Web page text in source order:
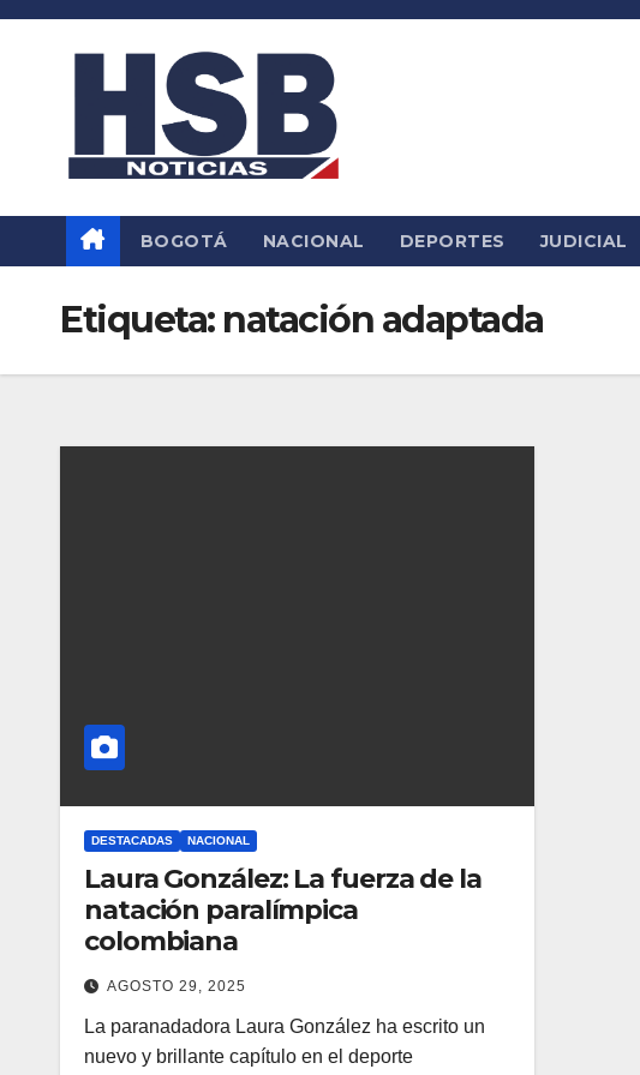
Saltar
BOGOTÁ NACIONAL DEPORTES JUDICIAL
Etiqueta: natación adaptada
DESTACADAS NACIONAL
Laura González: La fuerza de la
natación paralímpica
colombiana
AGOSTO 29, 2025
La paranadadora Laura González ha escrito un
nuevo y brillante capítulo en el deporte